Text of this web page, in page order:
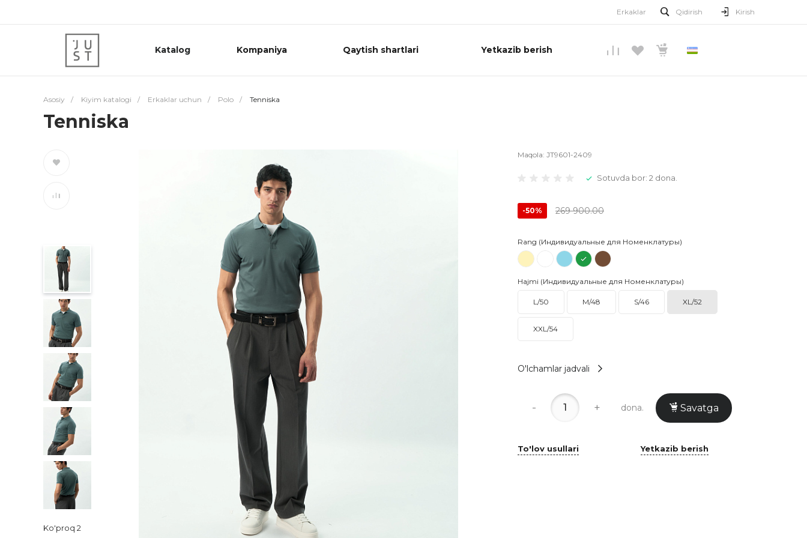
Erkaklar Qidirish Kirish
Katalog Kompaniya Qaytish shartlari Yetkazib berish
Asosiy / Kiyim katalogi / Erkaklar uchun / Polo / Tenniska
Tenniska
Ko'proq 2
Maqola: JT9601-2409
Sotuvda bor: 2 dona.
-50% 269 900.00
Rang (Индивидуальные для Номенклатуры)
Hajmi (Индивидуальные для Номенклатуры)
L/50 M/48 S/46 XL/52
XXL/54
O'lchamlar jadvali
- + dona. Savatga
To'lov usullari Yetkazib berish